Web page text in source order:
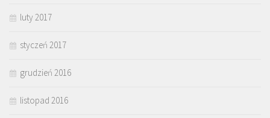
luty 2017
styczeń 2017
grudzień 2016
listopad 2016